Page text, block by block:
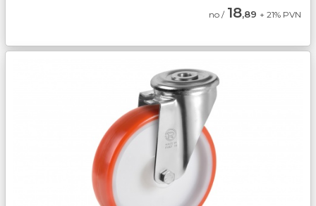
no / 18,89 + 21% PVN